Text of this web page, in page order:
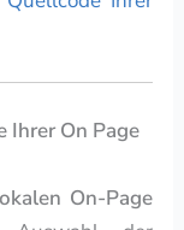
Ihrer On Page
On-Page